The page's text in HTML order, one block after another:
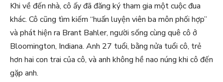
Khi về đến nhà, cô ấy đã đăng ký tham gia một cuộc đua
khác. Cô cũng tìm kiếm “huấn luyện viên ba môn phối hợp”
và phát hiện ra Brant Bahler, người sống cùng quê cô ở
Bloomington, Indiana. Anh 27 tuổi, bằng nửa tuổi cô, trẻ
hơn hai con trai của cô, và anh không hề nao núng khi cô đến
gặp anh.